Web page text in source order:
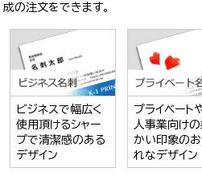
成の注文をできます。
ビジネスで幅広く
使用頂けるシャー
プで清潔感のある
デザイン
プライベート
人事業向けの
かい印象のお
れなデザイン